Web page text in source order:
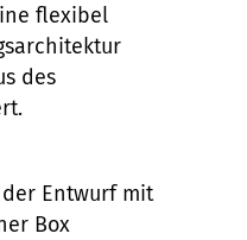
flexibel
des
Entwurf mit
Box